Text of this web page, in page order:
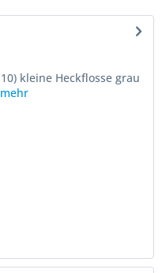
kleine Heckflosse grau
mehr